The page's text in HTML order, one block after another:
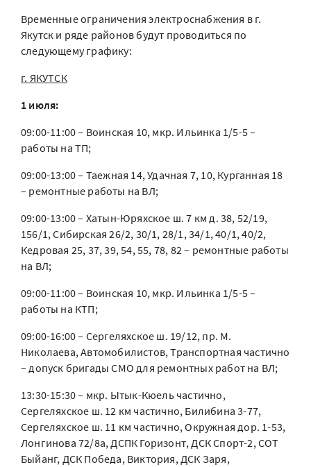
Временные ограничения электроснабжения в г.
Якутск и ряде районов будут проводиться по
следующему графику:
г. ЯКУТСК
1 июля:
09:00-11:00 – Воинская 10, мкр. Ильинка 1/5-5 –
работы на ТП;
09:00-13:00 – Таежная 14, Удачная 7, 10, Курганная 18
– ремонтные работы на ВЛ;
09:00-13:00 – Хатын-Юряхское ш. 7 км д. 38, 52/19,
156/1, Сибирская 26/2, 30/1, 28/1, 34/1, 40/1, 40/2,
Кедровая 25, 37, 39, 54, 55, 78, 82 – ремонтные работы
на ВЛ;
09:00-11:00 – Воинская 10, мкр. Ильинка 1/5-5 –
работы на КТП;
09:00-16:00 – Сергеляхское ш. 19/12, пр. М.
Николаева, Автомобилистов, Транспортная частично
– допуск бригады СМО для ремонтных работ на ВЛ;
13:30-15:30 – мкр. Ытык-Кюель частично,
Сергеляхское ш. 12 км частично, Билибина 3-77,
Сергеляхское ш. 11 км частично, Окружная дор. 1-53,
Лонгинова 72/8а, ДСПК Горизонт, ДСК Спорт-2, СОТ
Быйанг, ДСК Победа, Виктория, ДСК Заря,